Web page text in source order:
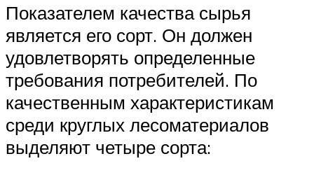
Показателем качества сырья
является его сорт. Он должен
удовлетворять определенные
требования потребителей. По
качественным характеристикам
среди круглых лесоматериалов
выделяют четыре сорта: